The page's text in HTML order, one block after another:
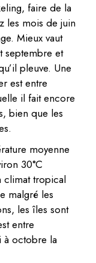
faire de la
les mois de juin
Mieux vaut
septembre et
pleuve. Une
est entre
il fait encore
bien que les
moyenne
30°C
climat tropical
malgré les
les îles sont
entre
à octobre la